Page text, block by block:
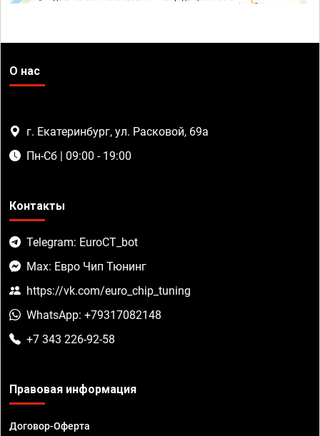
О нас
г. Екатеринбург, ул. Расковой, 69а
Пн-Сб | 09:00 - 19:00
Контакты
Telegram: EuroCT_bot
Max: Евро Чип Тюнинг
https://vk.com/euro_chip_tuning
WhatsApp: +79317082148
+7 343 226-92-58
Правовая информация
Договор-Оферта